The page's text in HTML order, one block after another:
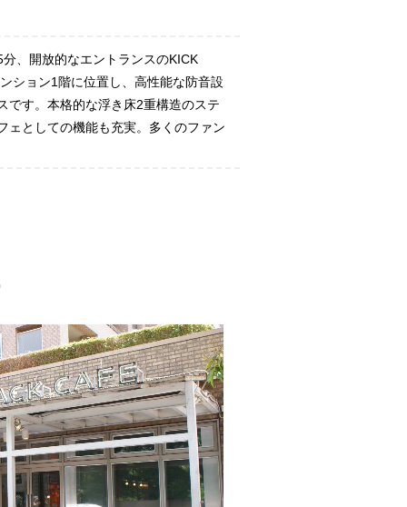
、開放的なエントランスのKICK
ション1階に位置し、高性能な防音設
です。本格的な浮き床2重構造のステ
ェとしての機能も充実。多くのファン